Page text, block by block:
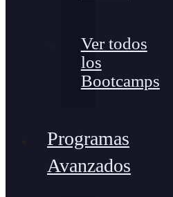
Ver todos
los
Bootcamps
Programas
Avanzados